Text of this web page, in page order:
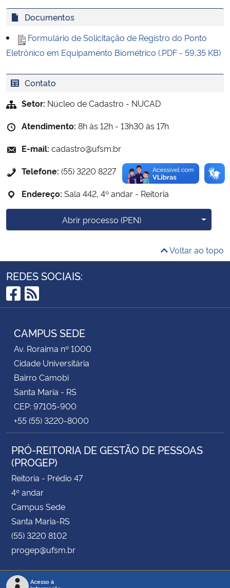
Ministério do Meio Ambiente
Ministério do Turismo
Ministério da Mulher, da Família e dos Direitos Humanos
Secretaria-Geral
Secretaria de Governo
Advocacia-Geral da União
Banco Central do Brasil
Planalto
Documentos
Formulário de Solicitação de Registro do Ponto
Eletrônico em Equipamento Biométrico (.PDF - 59,35 KB)
Contato
Setor: Núcleo de Cadastro - NUCAD
Atendimento: 8h às 12h - 13h30 às 17h
E-mail: cadastro@ufsm.br
Telefone: (55) 3220 8227
Endereço: Sala 442, 4º andar - Reitoria
Abrir processo (PEN) Mais
Voltar ao topo
REDES SOCIAIS:
Facebook
RSS
CAMPUS SEDE
Av. Roraima nº 1000
Cidade Universitária
Bairro Camobi
Santa Maria - RS
CEP: 97105-900
+55 (55) 3220-8000
PRÓ-REITORIA DE GESTÃO DE PESSOAS
(PROGEP)
Reitoria - Prédio 47
4º andar
Campus Sede
Santa Maria-RS
(55) 3220 8102
progep@ufsm.br
Acesso à